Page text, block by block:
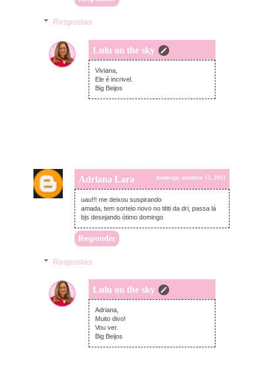
Respostas
Lulu on the sky
segunda-feira, outubro 14, 2013
Viviana,
Ele é incrivel.
Big Beijos
Adriana Lara domingo, outubro 13, 2013
uau!!! me deixou suspirando
amada, tem sorteio novo no tititi da dri, passa lá
bjs desejando ótimo domingo
Responder
Respostas
Lulu on the sky
segunda-feira, outubro 14, 2013
Adriana,
Muito divo!
Vou ver.
Big Beijos